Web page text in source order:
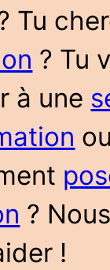
Tu
? Tu
à une
ou
?
!